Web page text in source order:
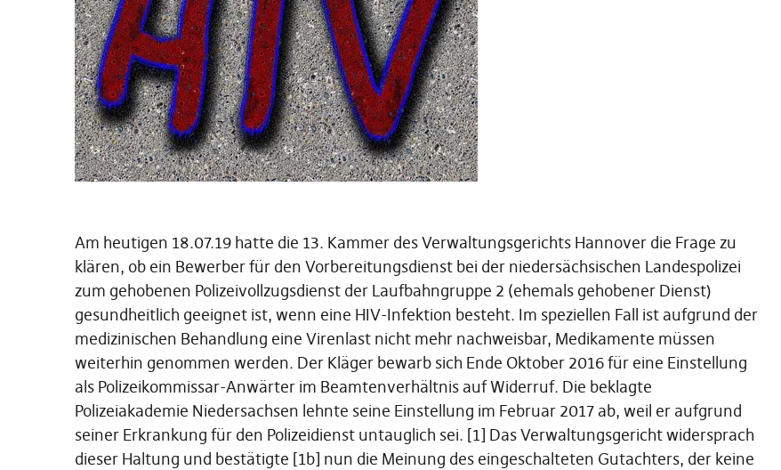
Am heutigen 18.07.19 hatte die 13. Kammer des Verwaltungsgerichts Hannover die Frage zu
klären, ob ein Bewerber für den Vorbereitungsdienst bei der niedersächsischen Landespolizei
zum gehobenen Polizeivollzugsdienst der Laufbahngruppe 2 (ehemals gehobener Dienst)
gesundheitlich geeignet ist, wenn eine HIV-Infektion besteht. Im speziellen Fall ist aufgrund der
medizinischen Behandlung eine Virenlast nicht mehr nachweisbar, Medikamente müssen
weiterhin genommen werden. Der Kläger bewarb sich Ende Oktober 2016 für eine Einstellung
als Polizeikommissar-Anwärter im Beamtenverhältnis auf Widerruf. Die beklagte
Polizeiakademie Niedersachsen lehnte seine Einstellung im Februar 2017 ab, weil er aufgrund
seiner Erkrankung für den Polizeidienst untauglich sei. [1] Das Verwaltungsgericht widersprach
dieser Haltung und bestätigte [1b] nun die Meinung des eingeschalteten Gutachters, der keine